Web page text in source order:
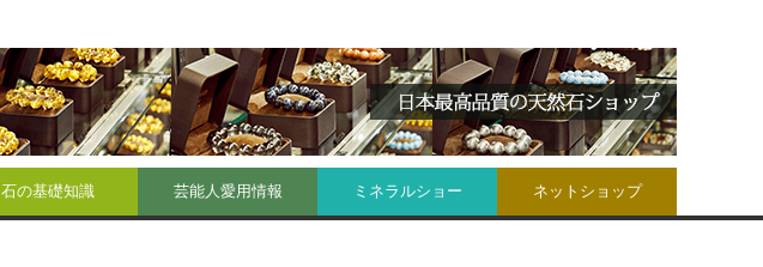
石の基礎知識 芸能人愛用情報 ミネラルショー ネットショップ